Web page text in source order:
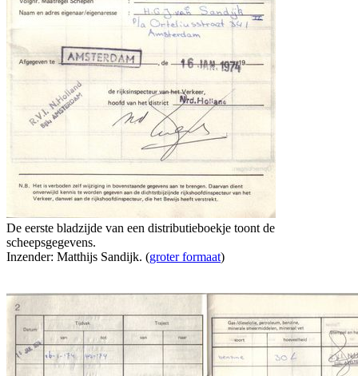
De eerste bladzijde van een distributieboekje toont de
scheepsgegevens.
Inzender: Matthijs Sandijk. (groter formaat)